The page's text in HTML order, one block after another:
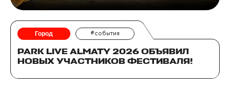
Город #события
PARK LIVE ALMATY 2026 ОБЪЯВИЛ
НОВЫХ УЧАСТНИКОВ ФЕСТИВАЛЯ!